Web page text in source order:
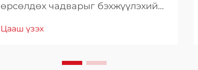
өрсөлдөх чадварыг бэхжүүлэхийн
сонгох нь зүйтэй юм. Молдын үр
бус, санхүүгийн хувьд ч чухал
Цааш үзэх